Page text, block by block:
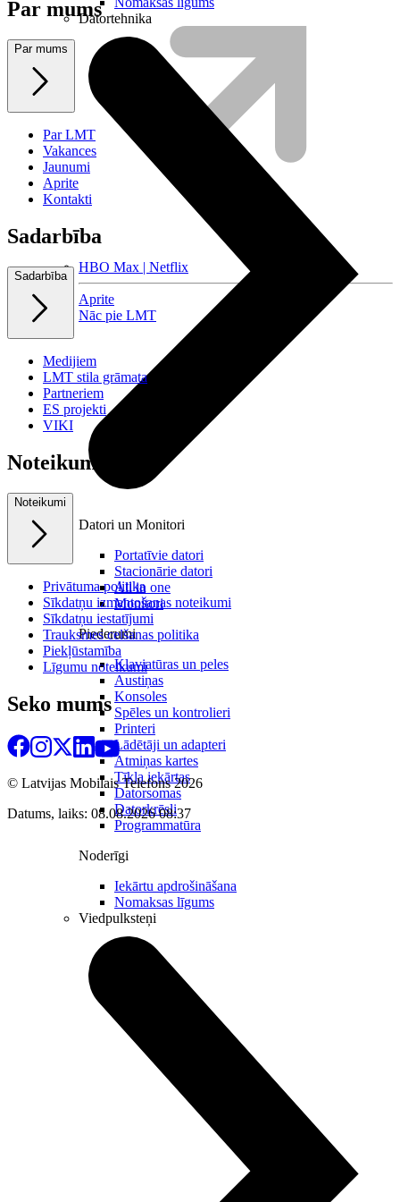
HBO Max | Netflix
Aprite
Nāc pie LMT
Datortehnika
Datori un Monitori
Portatīvie datori
Stacionārie datori
All in one
Monitori
Piederumi
Klaviatūras un peles
Austiņas
Konsoles
Spēles un kontrolieri
Printeri
Lādētāji un adapteri
Atmiņas kartes
Tīkla iekārtas
Datorsomas
Datorkrēsli
Programmatūra
Noderīgi
Iekārtu apdrošināšana
Nomaksas līgums
Viedpulksteņi
Par mums
Par mums
Par LMT
Vakances
Jaunumi
Aprite
Kontakti
Sadarbība
Sadarbība
Medijiem
LMT stila grāmata
Partneriem
ES projekti
VIKI
Noteikumi
Noteikumi
Privātuma politika
Sīkdatņu izmantošanas noteikumi
Sīkdatņu iestatījumi
Trauksmes celšanas politika
Piekļūstamība
Līgumu noteikumi
Seko mums
© Latvijas Mobilais Telefons2026
Datums, laiks: 08.08.2026 08:37